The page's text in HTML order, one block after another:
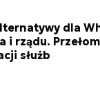
dla
i rządu.
służb